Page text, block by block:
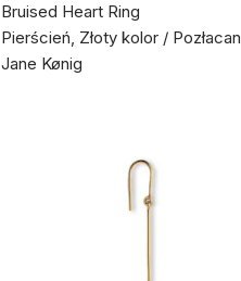
Bruised Heart Ring
Pierścień, Złoty kolor /
Jane Kønig